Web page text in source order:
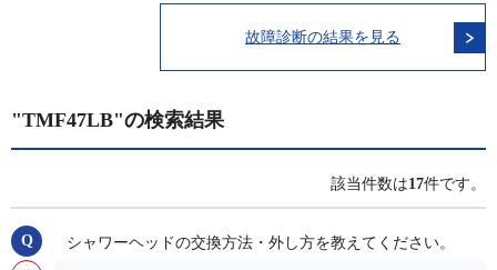
故障診断の結果を見る
"TMF47LB"の検索結果
該当件数は17件です。
シャワーヘッドの交換方法・外し方を教えてください。